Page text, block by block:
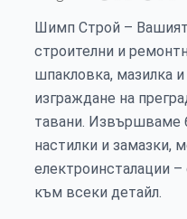
Шимп Строй – Вашият
строителни и
шпакловка, мазилка
изграждане на
тавани. Извършваме
настилки и замазки,
електроинсталации
към всеки детайл.